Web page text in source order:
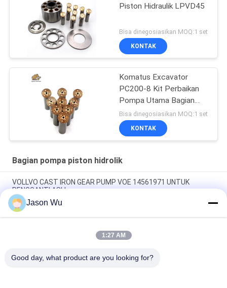
Piston Hidraulik LPVD45
Bisa dinegosiasikan MOQ:1 set
KONTAK
Komatus Excavator
PC200-8 Kit Perbaikan
Pompa Utama Bagian
Pompa Hidraulik Pompa
Piston Layanan
Perbaikan Pemeliharaan
Bisa dinegosiasikan MOQ:1 set
KONTAK
Bagian pompa piston hidrolik
VOLLVO CAST IRON GEAR PUMP VOE 14561971 UNTUK
PENGGANTI ASLI
VOLLVO CAST IRON GEAR PUMP VOE 14537295 UNTUK
PENGGANTI ASLI
VOLLVO CAST IRON GEAR PUMP VOE 14782798 UNTUK
Jason Wu
1:27 AM
Good day, what product are you looking for?